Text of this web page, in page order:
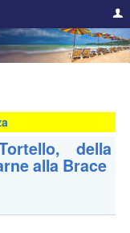
della
alla Brace